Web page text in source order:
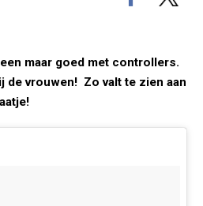
maar goed met controllers.
de vrouwen! Zo valt te zien aan